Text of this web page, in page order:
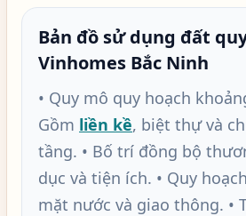
Bản đồ sử dụng đất
Vinhomes Bắc Ninh
• Quy mô quy hoạch
Gồm liền kề, biệt thự và
tầng. • Bố trí đồng bộ
dục và tiện ích. • Quy
mặt nước và giao thông. •